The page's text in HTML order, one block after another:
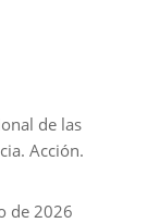
de las
Acción.
de 2026